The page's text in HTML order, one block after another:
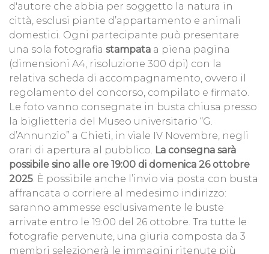
d'autore che abbia per soggetto la natura in
città, esclusi piante d’appartamento e animali
domestici. Ogni partecipante può presentare
una sola fotografia stampata a piena pagina
(dimensioni A4, risoluzione 300 dpi) con la
relativa scheda di accompagnamento, ovvero il
regolamento del concorso, compilato e firmato.
Le foto vanno consegnate in busta chiusa presso
la biglietteria del Museo universitario “G.
d’Annunzio” a Chieti, in viale IV Novembre, negli
orari di apertura al pubblico. La consegna sarà
possibile sino alle ore 19:00 di domenica 26 ottobre
2025. È possibile anche l’invio via posta con busta
affrancata o corriere al medesimo indirizzo:
saranno ammesse esclusivamente le buste
arrivate entro le 19:00 del 26 ottobre. Tra tutte le
fotografie pervenute, una giuria composta da 3
membri selezionerà le immagini ritenute più